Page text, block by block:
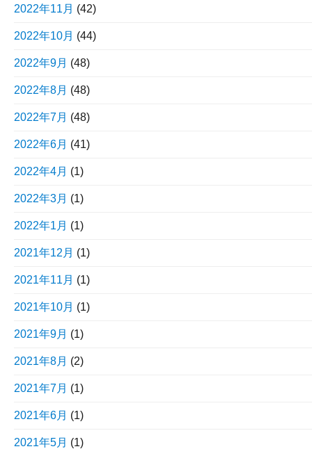
2022年11月 (42)
2022年10月 (44)
2022年9月 (48)
2022年8月 (48)
2022年7月 (48)
2022年6月 (41)
2022年4月 (1)
2022年3月 (1)
2022年1月 (1)
2021年12月 (1)
2021年11月 (1)
2021年10月 (1)
2021年9月 (1)
2021年8月 (2)
2021年7月 (1)
2021年6月 (1)
2021年5月 (1)